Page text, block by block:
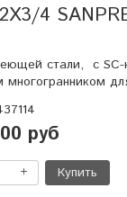
4
стали, с SC-
руб
Купить